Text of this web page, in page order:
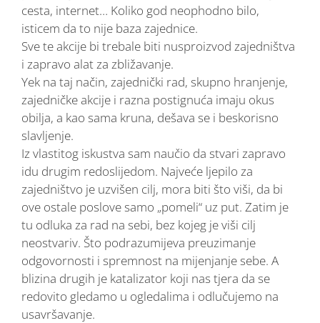
cesta, internet… Koliko god neophodno bilo,
isticem da to nije baza zajednice.
Sve te akcije bi trebale biti nusproizvod zajedništva
i zapravo alat za zbližavanje.
Yek na taj način, zajednički rad, skupno hranjenje,
zajedničke akcije i razna postignuća imaju okus
obilja, a kao sama kruna, dešava se i beskorisno
slavljenje.
Iz vlastitog iskustva sam naučio da stvari zapravo
idu drugim redoslijedom. Najveće ljepilo za
zajedništvo je uzvišen cilj, mora biti što viši, da bi
ove ostale poslove samo „pomeli“ uz put. Zatim je
tu odluka za rad na sebi, bez kojeg je viši cilj
neostvariv. Što podrazumijeva preuzimanje
odgovornosti i spremnost na mijenjanje sebe. A
blizina drugih je katalizator koji nas tjera da se
redovito gledamo u ogledalima i odlučujemo na
usavršavanje.